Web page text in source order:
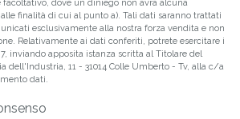
dove un diniego non avrà alcuna
finalità di cui al punto a). Tali dati saranno trattati
esclusivamente alla nostra forza vendita e non
Relativamente ai dati conferiti, potrete esercitare i
inviando apposita istanza scritta al Titolare del
dell'Industria, 11 - 31014 Colle Umberto - Tv, alla c/a
dati.